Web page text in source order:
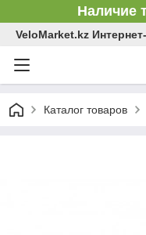
Наличие
VeloMarket.kz
Каталог товаров